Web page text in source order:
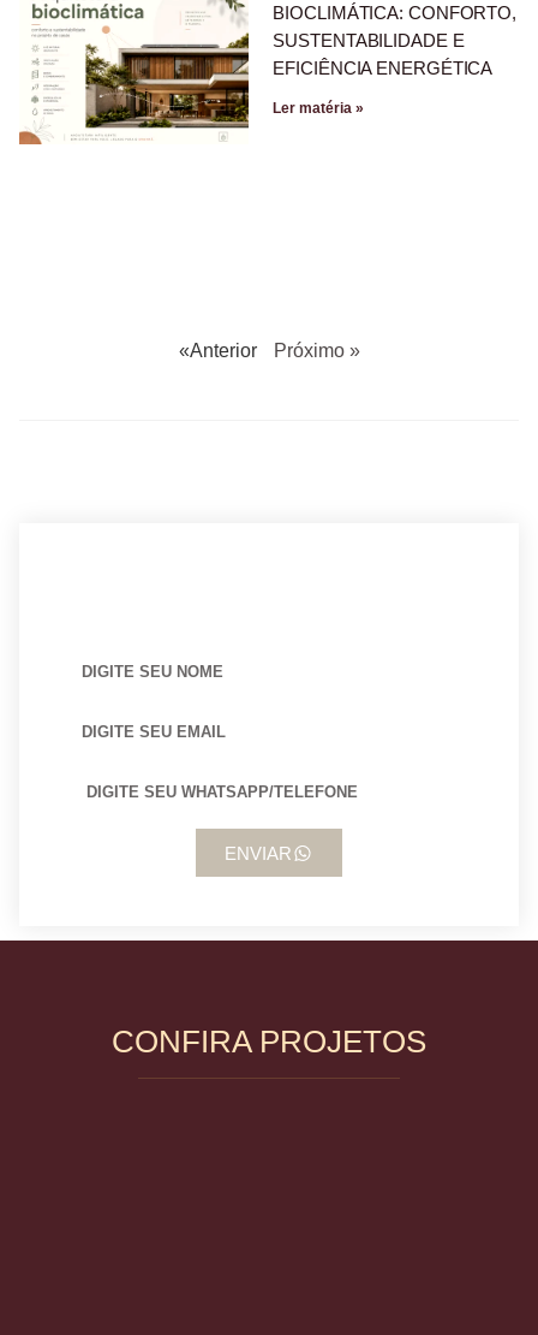
BIOCLIMÁTICA: CONFORTO,
SUSTENTABILIDADE E
EFICIÊNCIA ENERGÉTICA
Ler matéria »
«Anterior Próximo »
ENVIAR
CONFIRA PROJETOS